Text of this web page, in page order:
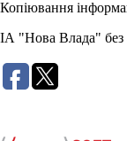
Копіювання
ІА "Нова Влада" без